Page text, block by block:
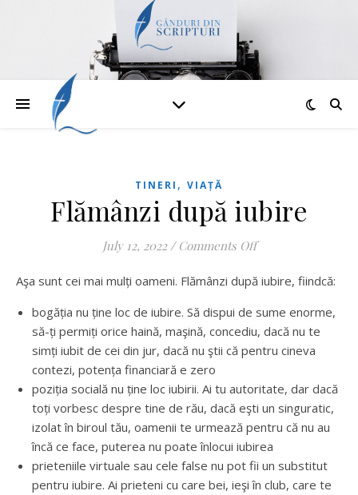
TINERI , VIAȚĂ
Flămânzi după iubire
July 12, 2022 / Comments Offon Flămânzi după
Aşa sunt cei mai mulți oameni. Flămânzi după iubire, fiindcă:
bogăția nu ține loc de iubire. Să dispui de sume enorme,
să-ți permiți orice haină, maşină, concediu, dacă nu te
simți iubit de cei din jur, dacă nu ştii că pentru cineva
contezi, potența financiară e zero
poziția socială nu ține loc iubirii. Ai tu autoritate, dar dacă
toți vorbesc despre tine de rău, dacă eşti un singuratic,
izolat în biroul tău, oamenii te urmează pentru că nu au
încă ce face, puterea nu poate înlocui iubirea
prieteniile virtuale sau cele false nu pot fii un substitut
pentru iubire. Ai prieteni cu care bei, ieşi în club, care te